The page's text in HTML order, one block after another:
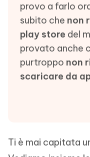
provo a farlo
subito che non
play store del
provato anche
purtroppo non
scaricare da
Ti è mai capitata